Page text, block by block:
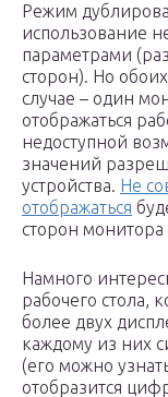
Режим
использование
параметрами
сторон). Но
случае – один
отображаться
недоступной
значений
устройства. Не
отображаться
сторон монитора
Намного
рабочего стола,
более двух
каждому из них
(его можно
отобразится